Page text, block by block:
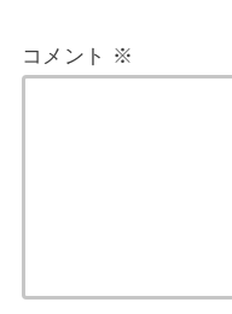
コメント ※